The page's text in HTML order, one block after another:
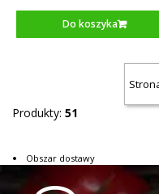
Do koszyka
Produkty: 51
Obszar dostawy